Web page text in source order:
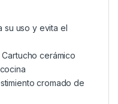
su uso y evita el
cerámico
cromado de